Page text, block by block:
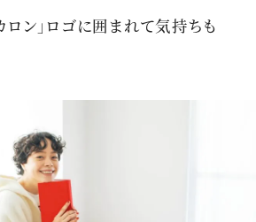
ロン」ロゴに囲まれて気持ちも